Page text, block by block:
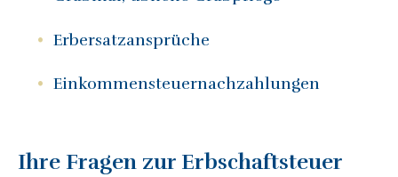
Erbersatzansprüche
Einkommensteuernachzahlungen
Ihre Fragen zur Erbschaftsteuer